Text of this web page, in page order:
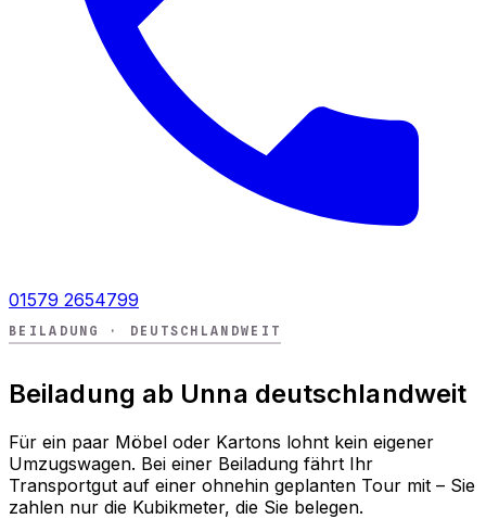
01579 2654799
BEILADUNG · DEUTSCHLANDWEIT
Beiladung ab Unna deutschlandweit
Für ein paar Möbel oder Kartons lohnt kein eigener
Umzugswagen. Bei einer Beiladung fährt Ihr
Transportgut auf einer ohnehin geplanten Tour mit – Sie
zahlen nur die Kubikmeter, die Sie belegen.